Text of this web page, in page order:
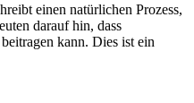
einen natürlichen Prozess,
darauf hin, dass
kann. Dies ist ein